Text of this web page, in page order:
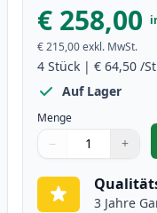
€ 258,00
€ 215,00exkl. MwSt.
4 Stück | € 64,50 /
Auf Lager
Menge
Verwenden Sie die
− +
1
3 Jahre